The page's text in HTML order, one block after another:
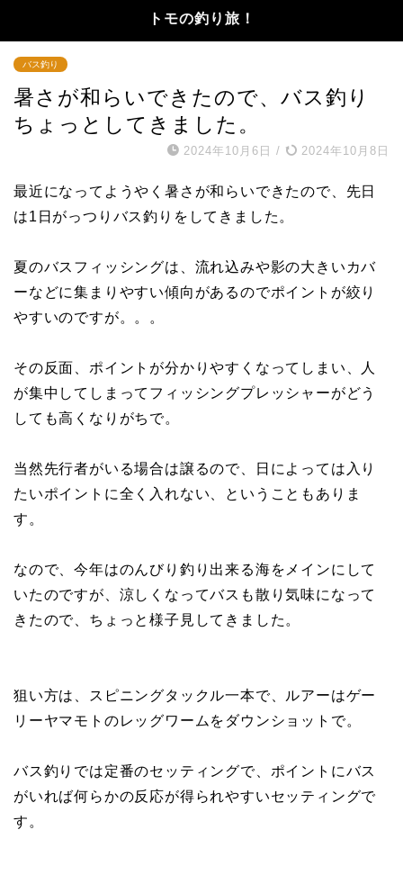
トモの釣り旅！
バス釣り
暑さが和らいできたので、バス釣り
ちょっとしてきました。
2024年10月6日 / 2024年10月8日
最近になってようやく暑さが和らいできたので、先日
は1日がっつりバス釣りをしてきました。
夏のバスフィッシングは、流れ込みや影の大きいカバ
ーなどに集まりやすい傾向があるのでポイントが絞り
やすいのですが。。。
その反面、ポイントが分かりやすくなってしまい、人
が集中してしまってフィッシングプレッシャーがどう
しても高くなりがちで。
当然先行者がいる場合は譲るので、日によっては入り
たいポイントに全く入れない、ということもありま
す。
なので、今年はのんびり釣り出来る海をメインにして
いたのですが、涼しくなってバスも散り気味になって
きたので、ちょっと様子見してきました。
狙い方は、スピニングタックル一本で、ルアーはゲー
リーヤマモトのレッグワームをダウンショットで。
バス釣りでは定番のセッティングで、ポイントにバス
がいれば何らかの反応が得られやすいセッティングで
す。